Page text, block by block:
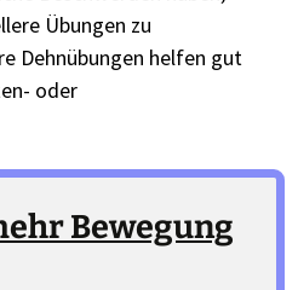
Übungen zu
Dehnübungen helfen gut
oder
Bewegung